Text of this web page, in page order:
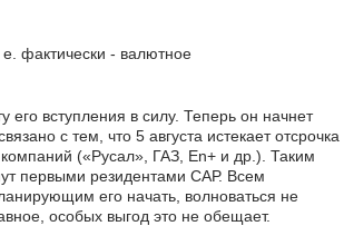
фактически - валютное
его вступления в силу. Теперь он начнет
с тем, что 5 августа истекает отсрочка
(«Русал», ГАЗ, En+ и др.). Таким
первыми резидентами САР. Всем
его начать, волноваться не
особых выгод это не обещает.